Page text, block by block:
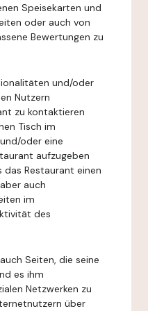
Speisekarten und
oder auch von
Bewertungen zu
und/oder
Nutzern
zu kontaktieren
Tisch im
oder eine
aufzugeben
Restaurant einen
auch
im
des
Seiten, die seine
es ihm
Netzwerken zu
über